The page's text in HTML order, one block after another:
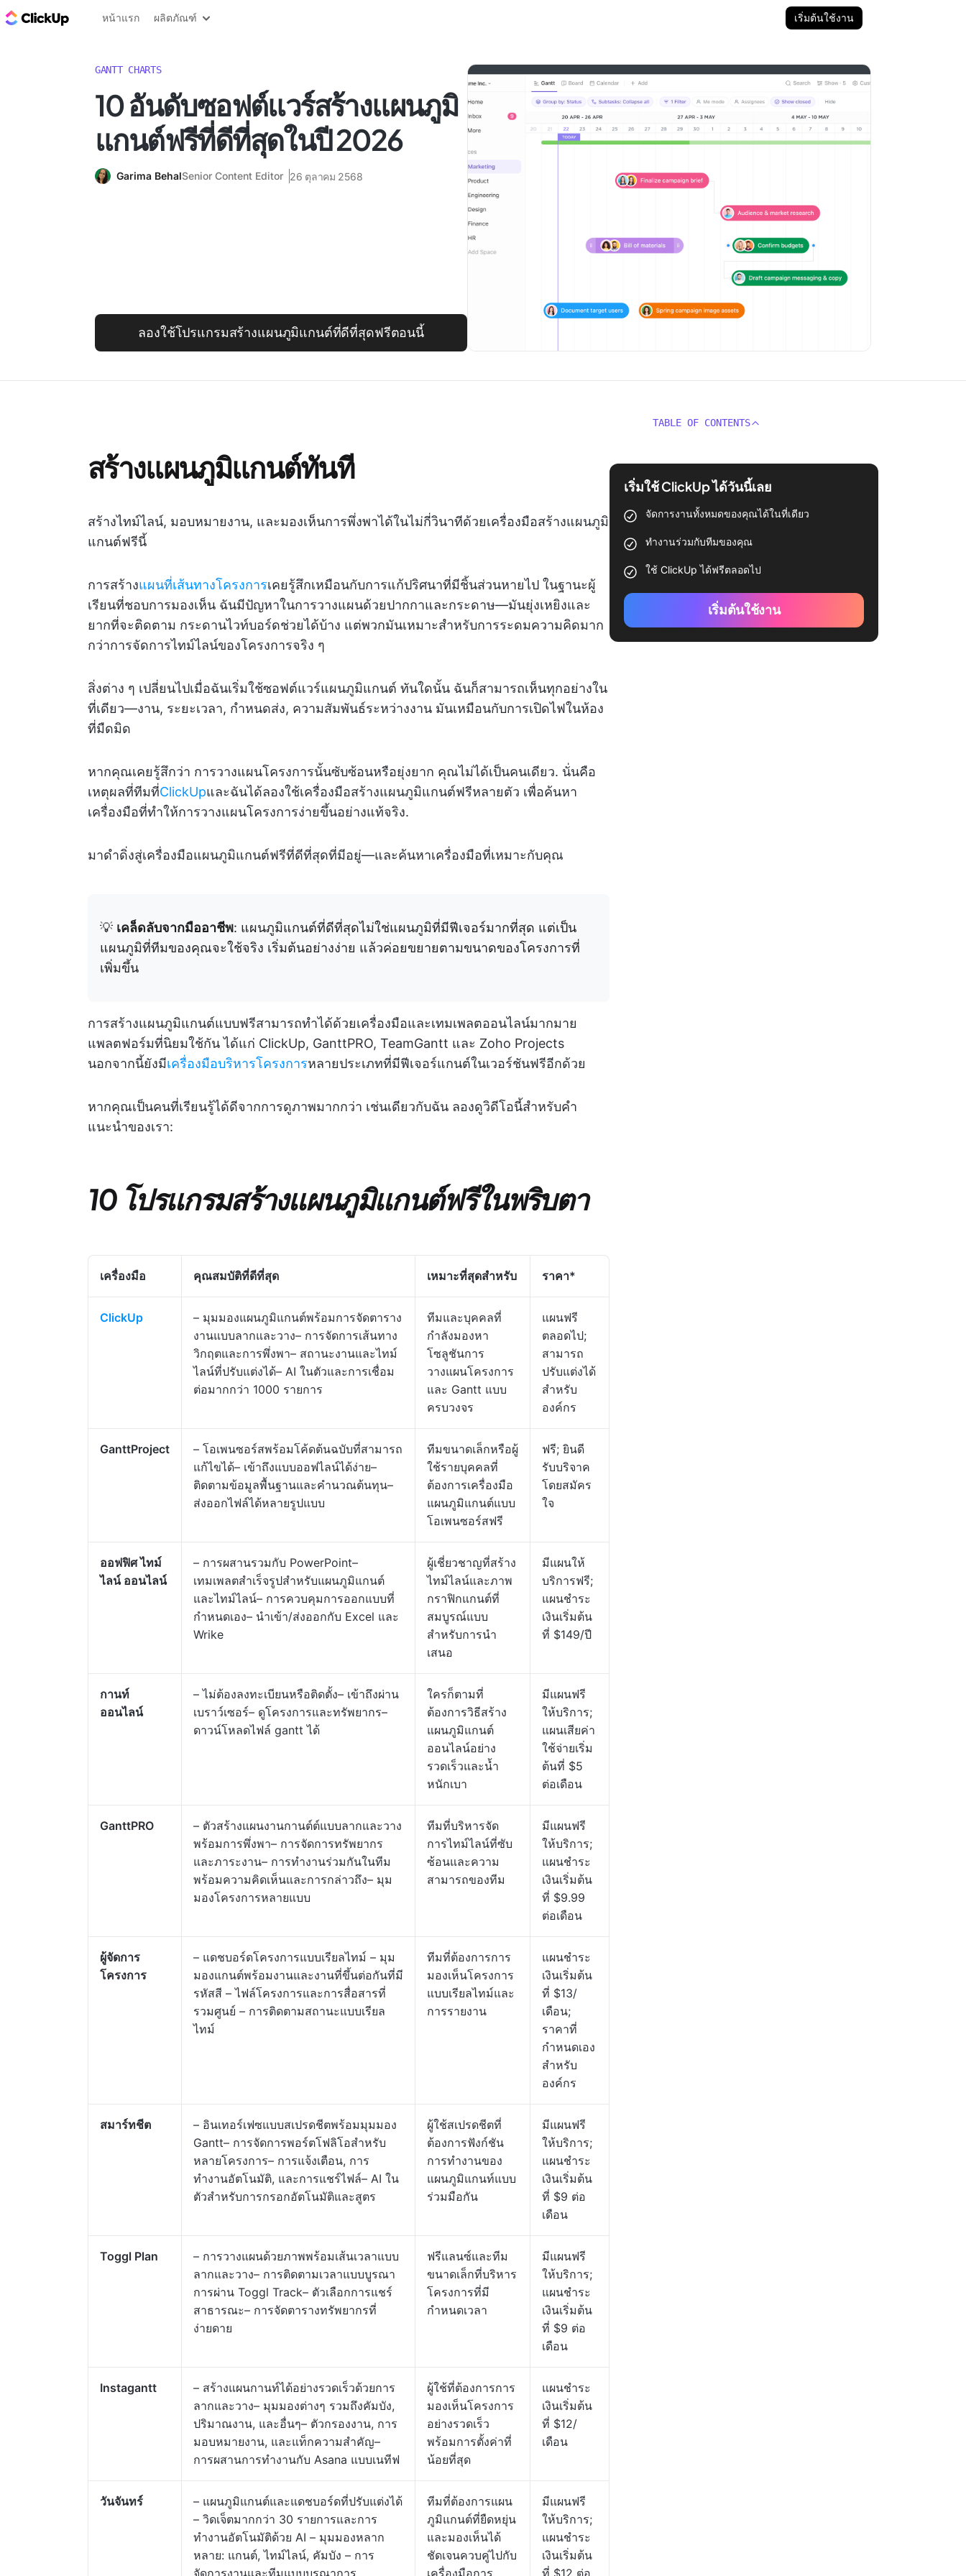
บล็อก ClickUp
หน้าแรก ผลิตภัณฑ์ เริ่มต้นใช้งาน
GANTT CHARTS
10 อันดับซอฟต์แวร์สร้างแผนภูมิ
แกนต์ฟรีที่ดีที่สุดในปี 2026
Garima BehalSenior Content Editor 26 ตุลาคม 2568
ลองใช้โปรแกรมสร้างแผนภูมิแกนต์ที่ดีที่สุดฟรีตอนนี้
สร้างแผนภูมิแกนต์ทันที
สร้างไทม์ไลน์, มอบหมายงาน, และมองเห็นการพึ่งพาได้ในไม่กี่วินาทีด้วยเครื่องมือสร้างแผนภูมิ
แกนต์ฟรีนี้
การสร้างแผนที่เส้นทางโครงการเคยรู้สึกเหมือนกับการแก้ปริศนาที่มีชิ้นส่วนหายไป ในฐานะผู้
เรียนที่ชอบการมองเห็น ฉันมีปัญหาในการวางแผนด้วยปากกาและกระดาษ—มันยุ่งเหยิงและ
ยากที่จะติดตาม กระดานไวท์บอร์ดช่วยได้บ้าง แต่พวกมันเหมาะสำหรับการระดมความคิดมาก
กว่าการจัดการไทม์ไลน์ของโครงการจริง ๆ
สิ่งต่าง ๆ เปลี่ยนไปเมื่อฉันเริ่มใช้ซอฟต์แวร์แผนภูมิแกนต์ ทันใดนั้น ฉันก็สามารถเห็นทุกอย่างใน
ที่เดียว—งาน, ระยะเวลา, กำหนดส่ง, ความสัมพันธ์ระหว่างงาน มันเหมือนกับการเปิดไฟในห้อง
ที่มืดมิด
หากคุณเคยรู้สึกว่า การวางแผนโครงการนั้นซับซ้อนหรือยุ่งยาก คุณไม่ได้เป็นคนเดียว. นั่นคือ
เหตุผลที่ทีมที่ClickUpและฉันได้ลองใช้เครื่องมือสร้างแผนภูมิแกนต์ฟรีหลายตัว เพื่อค้นหา
เครื่องมือที่ทำให้การวางแผนโครงการง่ายขึ้นอย่างแท้จริง.
มาดำดิ่งสู่เครื่องมือแผนภูมิแกนต์ฟรีที่ดีที่สุดที่มีอยู่—และค้นหาเครื่องมือที่เหมาะกับคุณ
💡 เคล็ดลับจากมืออาชีพ: แผนภูมิแกนต์ที่ดีที่สุดไม่ใช่แผนภูมิที่มีฟีเจอร์มากที่สุด แต่เป็น
แผนภูมิที่ทีมของคุณจะใช้จริง เริ่มต้นอย่างง่าย แล้วค่อยขยายตามขนาดของโครงการที่
เพิ่มขึ้น
การสร้างแผนภูมิแกนต์แบบฟรีสามารถทำได้ด้วยเครื่องมือและเทมเพลตออนไลน์มากมาย
แพลตฟอร์มที่นิยมใช้กัน ได้แก่ ClickUp, GanttPRO, TeamGantt และ Zoho Projects
นอกจากนี้ยังมีเครื่องมือบริหารโครงการหลายประเภทที่มีฟีเจอร์แกนต์ในเวอร์ชันฟรีอีกด้วย
หากคุณเป็นคนที่เรียนรู้ได้ดีจากการดูภาพมากกว่า เช่นเดียวกับฉัน ลองดูวิดีโอนี้สำหรับคำ
แนะนำของเรา:
10 โปรแกรมสร้างแผนภูมิแกนต์ฟรีในพริบตา
เครื่องมือ คุณสมบัติที่ดีที่สุด เหมาะที่สุดสำหรับ ราคา*
ClickUp
– มุมมองแผนภูมิแกนต์พร้อมการจัดตาราง
งานแบบลากและวาง– การจัดการเส้นทาง
วิกฤตและการพึ่งพา– สถานะงานและไทม์
ไลน์ที่ปรับแต่งได้– AI ในตัวและการเชื่อม
ต่อมากกว่า 1000 รายการ
ทีมและบุคคลที่
กำลังมองหา
โซลูชันการ
วางแผนโครงการ
และ Gantt แบบ
ครบวงจร
แผนฟรี
ตลอดไป;
สามารถ
ปรับแต่งได้
สำหรับ
องค์กร
GanttProject
– โอเพนซอร์สพร้อมโค้ดต้นฉบับที่สามารถ
แก้ไขได้– เข้าถึงแบบออฟไลน์ได้ง่าย–
ติดตามข้อมูลพื้นฐานและคำนวณต้นทุน–
ส่งออกไฟล์ได้หลายรูปแบบ
ทีมขนาดเล็กหรือผู้
ใช้รายบุคคลที่
ต้องการเครื่องมือ
แผนภูมิแกนต์แบบ
โอเพนซอร์สฟรี
ฟรี; ยินดี
รับบริจาค
โดยสมัคร
ใจ
ออฟฟิศ ไทม์
ไลน์ ออนไลน์
– การผสานรวมกับ PowerPoint–
เทมเพลตสำเร็จรูปสำหรับแผนภูมิแกนต์
และไทม์ไลน์– การควบคุมการออกแบบที่
กำหนดเอง– นำเข้า/ส่งออกกับ Excel และ
Wrike
ผู้เชี่ยวชาญที่สร้าง
ไทม์ไลน์และภาพ
กราฟิกแกนต์ที่
สมบูรณ์แบบ
สำหรับการนำ
เสนอ
มีแผนให้
บริการฟรี;
แผนชำระ
เงินเริ่มต้น
ที่ $149/ปี
กานท์
ออนไลน์
– ไม่ต้องลงทะเบียนหรือติดตั้ง– เข้าถึงผ่าน
เบราว์เซอร์– ดูโครงการและทรัพยากร–
ดาวน์โหลดไฟล์ gantt ได้
ใครก็ตามที่
ต้องการวิธีสร้าง
แผนภูมิแกนต์
ออนไลน์อย่าง
รวดเร็วและน้ำ
หนักเบา
มีแผนฟรี
ให้บริการ;
แผนเสียค่า
ใช้จ่ายเริ่ม
ต้นที่ $5
ต่อเดือน
GanttPRO
– ตัวสร้างแผนงานกานต์ต์แบบลากและวาง
พร้อมการพึ่งพา– การจัดการทรัพยากร
และภาระงาน– การทำงานร่วมกันในทีม
พร้อมความคิดเห็นและการกล่าวถึง– มุม
มองโครงการหลายแบบ
ทีมที่บริหารจัด
การไทม์ไลน์ที่ซับ
ซ้อนและความ
สามารถของทีม
มีแผนฟรี
ให้บริการ;
แผนชำระ
เงินเริ่มต้น
ที่ $9.99
ต่อเดือน
ผู้จัดการ
โครงการ
– แดชบอร์ดโครงการแบบเรียลไทม์ – มุม
มองแกนต์พร้อมงานและงานที่ขึ้นต่อกันที่มี
รหัสสี – ไฟล์โครงการและการสื่อสารที่
รวมศูนย์ – การติดตามสถานะแบบเรียล
ไทม์
ทีมที่ต้องการการ
มองเห็นโครงการ
แบบเรียลไทม์และ
การรายงาน
แผนชำระ
เงินเริ่มต้น
ที่ $13/
เดือน;
ราคาที่
กำหนดเอง
สำหรับ
องค์กร
สมาร์ทชีต
– อินเทอร์เฟซแบบสเปรดชีตพร้อมมุมมอง
Gantt– การจัดการพอร์ตโฟลิโอสำหรับ
หลายโครงการ– การแจ้งเตือน, การ
ทำงานอัตโนมัติ, และการแชร์ไฟล์– AI ใน
ตัวสำหรับการกรอกอัตโนมัติและสูตร
ผู้ใช้สเปรดชีตที่
ต้องการฟังก์ชัน
การทำงานของ
แผนภูมิแกนท์แบบ
ร่วมมือกัน
มีแผนฟรี
ให้บริการ;
แผนชำระ
เงินเริ่มต้น
ที่ $9 ต่อ
เดือน
Toggl Plan
– การวางแผนด้วยภาพพร้อมเส้นเวลาแบบ
ลากและวาง– การติดตามเวลาแบบบูรณา
การผ่าน Toggl Track– ตัวเลือกการแชร์
สาธารณะ– การจัดตารางทรัพยากรที่
ง่ายดาย
ฟรีแลนซ์และทีม
ขนาดเล็กที่บริหาร
โครงการที่มี
กำหนดเวลา
มีแผนฟรี
ให้บริการ;
แผนชำระ
เงินเริ่มต้น
ที่ $9 ต่อ
เดือน
Instagantt
– สร้างแผนกานท์ได้อย่างรวดเร็วด้วยการ
ลากและวาง– มุมมองต่างๆ รวมถึงคัมบัง,
ปริมาณงาน, และอื่นๆ– ตัวกรองงาน, การ
มอบหมายงาน, และแท็กความสำคัญ–
การผสานการทำงานกับ Asana แบบเนทีฟ
ผู้ใช้ที่ต้องการการ
มองเห็นโครงการ
อย่างรวดเร็ว
พร้อมการตั้งค่าที่
น้อยที่สุด
แผนชำระ
เงินเริ่มต้น
ที่ $12/
เดือน
วันจันทร์
– แผนภูมิแกนต์และแดชบอร์ดที่ปรับแต่งได้
– วิดเจ็ตมากกว่า 30 รายการและการ
ทำงานอัตโนมัติด้วย AI – มุมมองหลาก
หลาย: แกนต์, ไทม์ไลน์, คัมบัง – การ
จัดการงานและทีมแบบบูรณาการ
ทีมที่ต้องการแผน
ภูมิแกนต์ที่ยืดหยุ่น
และมองเห็นได้
ชัดเจนควบคู่ไปกับ
เครื่องมือการ
มีแผนฟรี
ให้บริการ;
แผนชำระ
เงินเริ่มต้น
ที่ $12 ต่อ
TABLE OF CONTENTS
เริ่มใช้ ClickUp ได้วันนี้เลย
จัดการงานทั้งหมดของคุณได้ในที่เดียว
ทำงานร่วมกับทีมของคุณ
ใช้ ClickUp ได้ฟรีตลอดไป
เริ่มต้นใช้งาน